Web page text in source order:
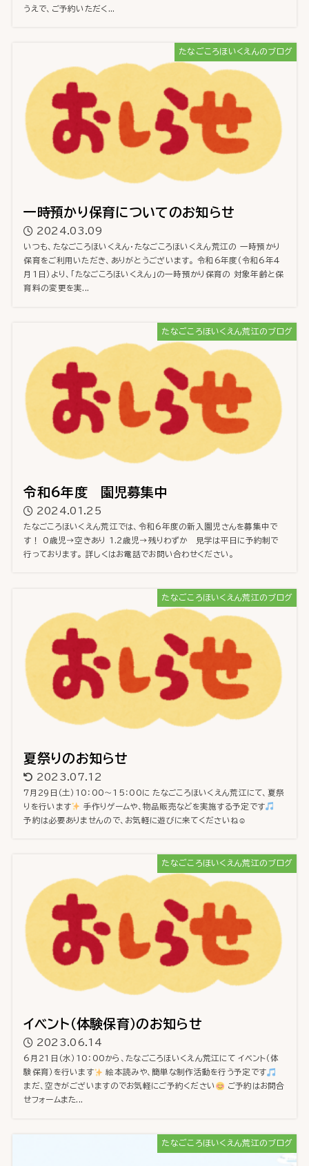
うえで、ご予約いただく...
たなごころほいくえんのブログ
一時預かり保育についてのお知らせ
2024.03.09
いつも、たなごころほいくえん・たなごころほいくえん荒江の 一時預かり
保育をご利用いただき、ありがとうございます。 令和6年度（令和6年4
月1日）より、「たなごころほいくえん」の一時預かり保育の 対象年齢と保
育料の変更を実...
たなごころほいくえん荒江のブログ
令和6年度 園児募集中
2024.01.25
たなごころほいくえん荒江では、令和6年度の新入園児さんを募集中で
す！ 0歳児→空きあり 1.2歳児→残りわずか 見学は平日に予約制で
行っております。 詳しくはお電話でお問い合わせください。
たなごころほいくえん荒江のブログ
夏祭りのお知らせ
2023.07.12
7月29日（土）10：00～15：00に たなごころほいくえん荒江にて、夏祭
りを行います
手作りゲームや、物品販売などを実施する予定です
予約は必要ありませんので、お気軽に遊びに来てくださいね☺
たなごころほいくえん荒江のブログ
イベント（体験保育）のお知らせ
2023.06.14
6月21日（水）10：00から、たなごころほいくえん荒江にて イベント（体
験保育）を行います
絵本読みや、簡単な制作活動を行う予定です
まだ、空きがございますのでお気軽にご予約ください
ご予約はお問合
せフォームまた...
たなごころほいくえん荒江のブログ